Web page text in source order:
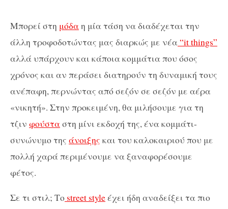
Μπορεί στη μόδαη μία τάση να διαδέχεται την
άλλη τροφοδοτώντας μας διαρκώς με νέα“it things”
αλλά υπάρχουν και κάποια κομμάτια που όσος
χρόνος και αν περάσει διατηρούν τη δυναμική τους
ανέπαφη, περνώντας από σεζόν σε σεζόν με αέρα
«νικητή». Στην προκειμένη, θα μιλήσουμε για τη
τζιν φούσταστη μίνι εκδοχή της, ένα κομμάτι-
συνώνυμο της άνοιξης και του καλοκαιριού που με
πολλή χαρά περιμένουμε να ξαναφορέσουμε
φέτος.
Σε τι στιλ; Το street styleέχει ήδη αναδείξει τα πιο